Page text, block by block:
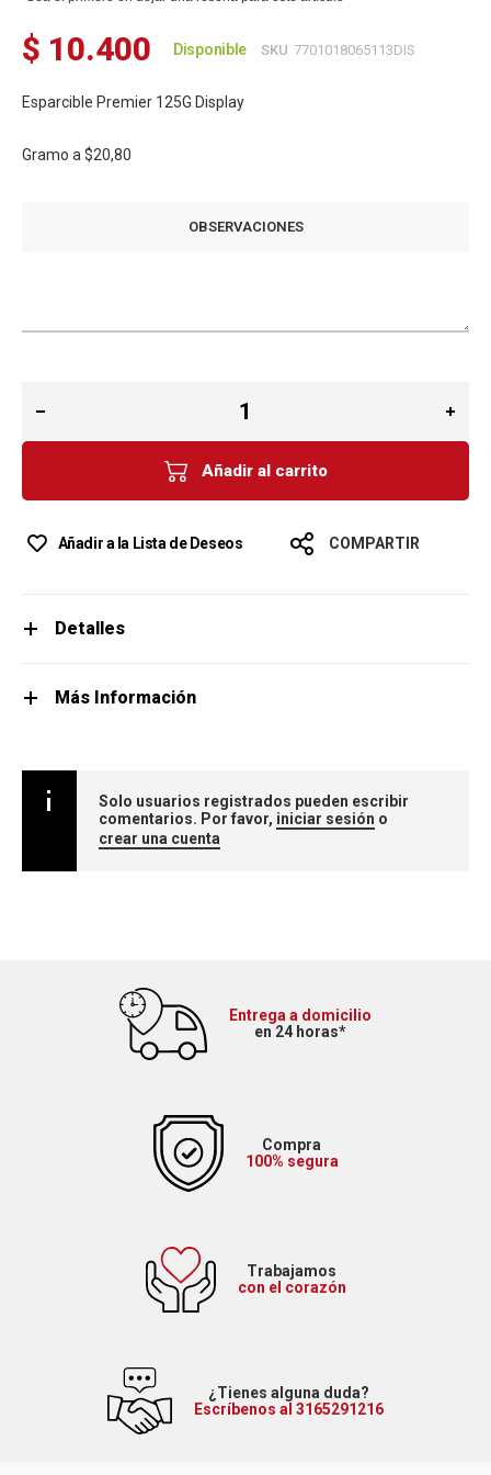
$ 10.400 Disponible SKU 7701018065113DIS
Esparcible Premier 125G Display
Gramo a $20,80
OBSERVACIONES
Añadir al carrito
Añadir a la Lista de Deseos COMPARTIR
Detalles
Más Información
Solo usuarios registrados pueden escribir
comentarios. Por favor, iniciar sesión o
crear una cuenta
Entrega a domicilio
en 24 horas*
Compra
100% segura
Trabajamos
con el corazón
¿Tienes alguna duda?
Escríbenos al 3165291216